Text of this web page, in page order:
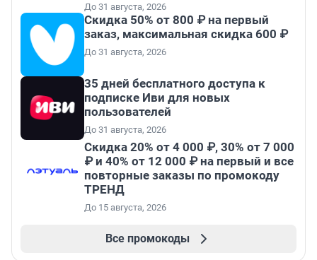
До 31 августа, 2026
Скидка 50% от 800 ₽ на первый
заказ, максимальная скидка 600 ₽
До 31 августа, 2026
35 дней бесплатного доступа к
подписке Иви для новых
пользователей
До 31 августа, 2026
Скидка 20% от 4 000 ₽, 30% от 7 000
₽ и 40% от 12 000 ₽ на первый и все
повторные заказы по промокоду
ТРЕНД
До 15 августа, 2026
Все промокоды